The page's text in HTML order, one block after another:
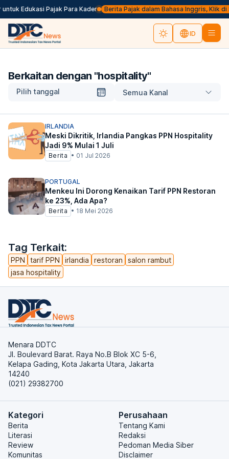
Edukasi Pajak Para Kader Berita Pajak dalam Bahasa Inggris, Klik di
ID
Berkaitan dengan "hospitality"
Pilih tanggal Semua Kanal
Tag Terkait:
PPN tarif PPN irlandia restoran
salon rambut
jasa hospitality
IRLANDIA
Meski Dikritik, Irlandia Pangkas PPN Hospitality
Jadi 9% Mulai 1 Juli
Berita • 01 Jul 2026
PORTUGAL
Menkeu Ini Dorong Kenaikan Tarif PPN Restoran
ke 23%, Ada Apa?
Berita • 18 Mei 2026
Menara DDTC
Jl. Boulevard Barat. Raya No.B Blok XC 5-6,
Kelapa Gading, Kota Jakarta Utara, Jakarta
14240
(021) 29382700
Kategori
Berita
Literasi
Review
Komunitas
Perusahaan
Tentang Kami
Redaksi
Pedoman Media Siber
Disclaimer